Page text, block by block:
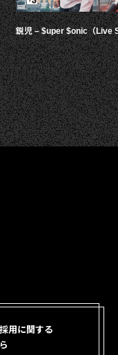
鋭児 – $uper $onic（Live
用に関する